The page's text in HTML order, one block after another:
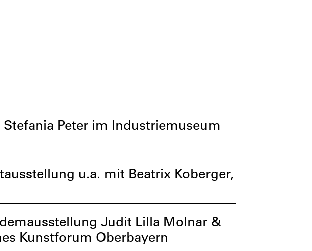
Peter im Industriemuseum
u.a. mit Beatrix Koberger,
Judit Lilla Molnar &
Kunstforum Oberbayern